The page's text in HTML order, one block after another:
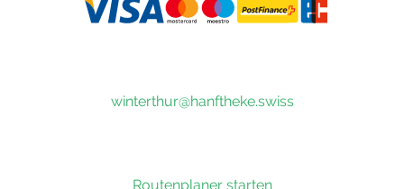
winterthur@hanftheke.swiss
Routenplaner starten